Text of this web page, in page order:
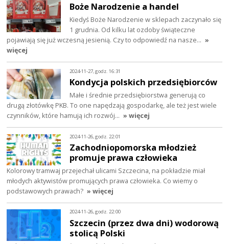
Boże Narodzenie a handel
Kiedyś Boże Narodzenie w sklepach zaczynało się
1 grudnia. Od kilku lat ozdoby świąteczne
pojawiają się już wczesną jesienią. Czy to odpowiedź na nasze… »
więcej
2024-11-27, godz. 16:31
Kondycja polskich przedsiębiorców
Małe i średnie przedsiębiorstwa generują co
drugą złotówkę PKB. To one napędzają gospodarkę, ale też jest wiele
czynników, które hamują ich rozwój… » więcej
2024-11-26, godz. 22:01
Zachodniopomorska młodzież
promuje prawa człowieka
Kolorowy tramwaj przejechał ulicami Szczecina, na pokładzie miał
młodych aktywistów promujących prawa człowieka. Co wiemy o
podstawowych prawach? » więcej
2024-11-26, godz. 22:00
Szczecin (przez dwa dni) wodorową
stolicą Polski